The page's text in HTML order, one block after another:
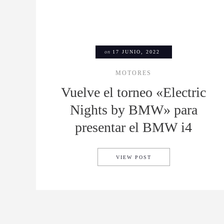
on 17 JUNIO, 2022
MOTORES
Vuelve el torneo «Electric
Nights by BMW» para
presentar el BMW i4
VIEW POST